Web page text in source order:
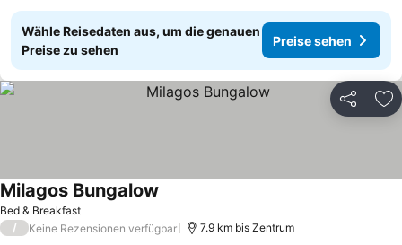
Wähle Reisedaten aus, um die genauen
Preise zu sehen
Preise sehen
Teilen
Bed & Breakfast
Milagos Bungalow
/ Keine Rezensionen verfügbar 7.9 km bis Zentrum